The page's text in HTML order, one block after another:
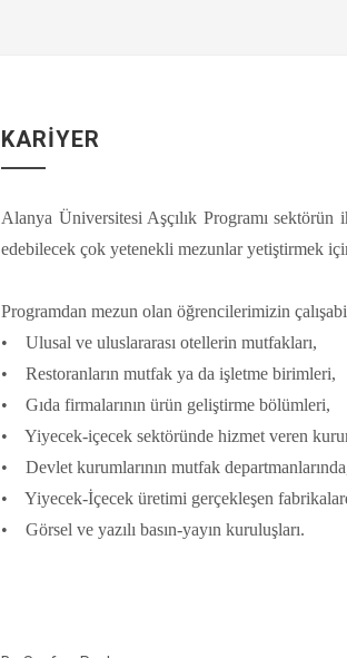
KARIYER
Alanya Üniversitesi Aşçılık Programı sektörün
edebilecek çok yetenekli mezunlar yetiştirmek
Programdan mezun olan öğrencilerimizin
• Ulusal ve uluslararası otellerin mutfakları,
• Restoranların mutfak ya da işletme birimleri,
• Gıda firmalarının ürün geliştirme bölümleri,
• Yiyecek-içecek sektöründe hizmet veren
• Devlet kurumlarının mutfak
• Yiyecek-İçecek üretimi gerçekleşen
• Görsel ve yazılı basın-yayın kuruluşları.